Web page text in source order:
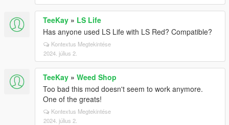
TeeKay » LS Life
Has anyone used LS Life with LS Red? Compatible?
Kontextus Megtekintése
2024. július 2.
TeeKay » Weed Shop
Too bad this mod doesn't seem to work anymore.
One of the greats!
Kontextus Megtekintése
2024. július 2.